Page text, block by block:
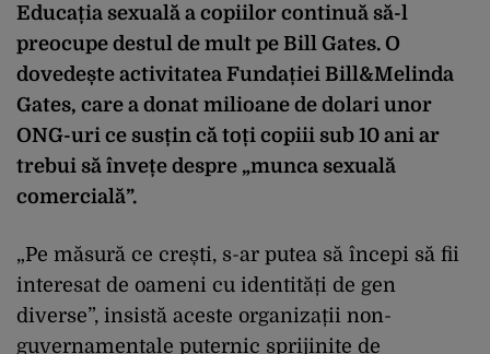
Educația sexuală a copiilor continuă să-l
preocupe destul de mult pe Bill Gates. O
dovedește activitatea Fundației Bill&Melinda
Gates, care a donat milioane de dolari unor
ONG-uri ce susțin că toți copiii sub 10 ani ar
trebui să învețe despre „munca sexuală
comercială”.
„Pe măsură ce crești, s-ar putea să începi să fii
interesat de oameni cu identități de gen
diverse”, insistă aceste organizații non-
guvernamentale puternic sprijinite de